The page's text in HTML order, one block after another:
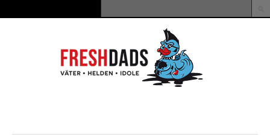
Suchformular